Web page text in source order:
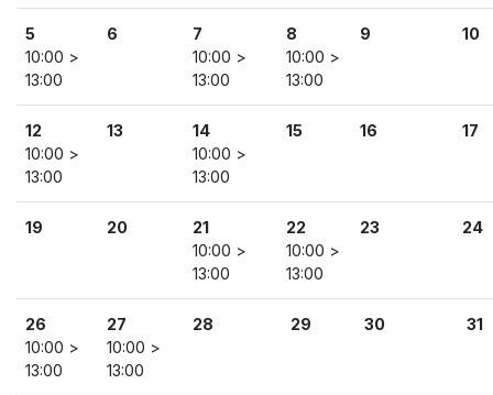
5
10:00 >
13:00
6
7
10:00 >
13:00
8
10:00 >
13:00
9 10
12
10:00 >
13:00
13
14
10:00 >
13:00
15 16 17
19 20
21
10:00 >
13:00
22
10:00 >
13:00
23 24
26
10:00 >
13:00
27
10:00 >
13:00
28 29 30 31